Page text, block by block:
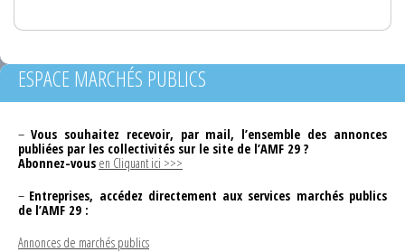
ESPACE MARCHÉS PUBLICS
– Vous souhaitez recevoir, par mail, l’ensemble des annonces
publiées par les collectivités sur le site de l’AMF 29 ?
Abonnez-vous en Cliquant ici >>>
– Entreprises, accédez directement aux services marchés publics
de l’AMF 29 :
Annonces de marchés publics